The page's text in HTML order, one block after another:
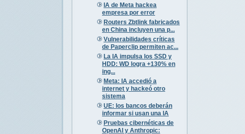
IA de Meta hackea
empresa por error
Routers Zbtlink fabricados
en China incluyen una p...
Vulnerabilidades críticas
de Paperclip permiten ac...
La IA impulsa los SSD y
HDD: WD logra +130% en
ing...
Meta: IA accedió a
internet y hackeó otro
sistema
UE: los bancos deberán
informar si usan una IA
Pruebas cibernéticas de
OpenAI y Anthropic: